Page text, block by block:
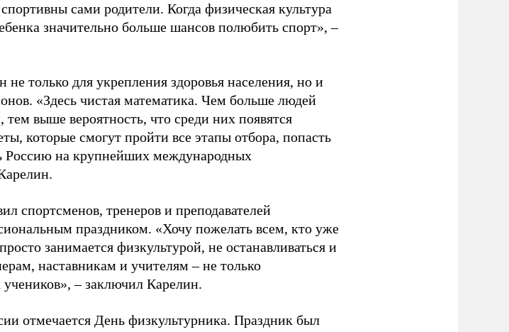
сами родители. Когда физическая культура
значительно больше шансов полюбить спорт», –
только для укрепления здоровья населения, но и
«Здесь чистая математика. Чем больше людей
выше вероятность, что среди них появятся
которые смогут пройти все этапы отбора, попасть
Россию на крупнейших международных
спортсменов, тренеров и преподавателей
праздником. «Хочу пожелать всем, кто уже
занимается физкультурой, не останавливаться и
наставникам и учителям – не только
– заключил Карелин.
отмечается День физкультурника. Праздник был